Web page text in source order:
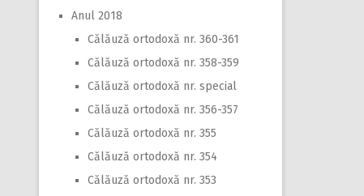
Anul 2018
Călăuză ortodoxă nr. 360-361
Călăuză ortodoxă nr. 358-359
Călăuză ortodoxă nr. special
Călăuză ortodoxă nr. 356-357
Călăuză ortodoxă nr. 355
Călăuză ortodoxă nr. 354
Călăuză ortodoxă nr. 353